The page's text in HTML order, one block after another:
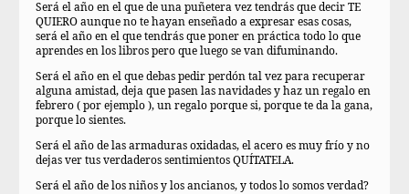
Será el año en el que de una puñetera vez tendrás que decir TE
QUIERO aunque no te hayan enseñado a expresar esas cosas,
será el año en el que tendrás que poner en práctica todo lo que
aprendes en los libros pero que luego se van difuminando.
Será el año en el que debas pedir perdón tal vez para recuperar
alguna amistad, deja que pasen las navidades y haz un regalo en
febrero ( por ejemplo ), un regalo porque si, porque te da la gana,
porque lo sientes.
Será el año de las armaduras oxidadas, el acero es muy frío y no
dejas ver tus verdaderos sentimientos QUÍTATELA.
Será el año de los niños y los ancianos, y todos lo somos verdad?